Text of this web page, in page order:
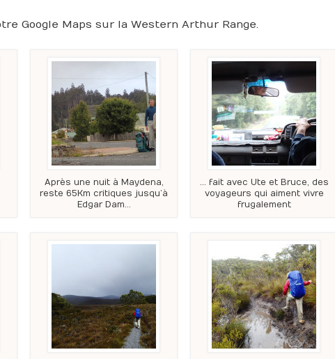
Google Maps sur la Western Arthur Range.
Après une nuit à Maydena,
reste 65Km critiques jusqu’à
Edgar Dam…
… fait avec Ute et Bruce, des
voyageurs qui aiment vivre
frugalement